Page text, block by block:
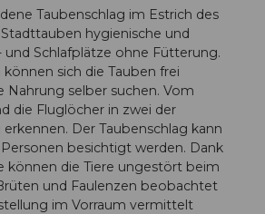
Taubenschlag im Estrich des
hygienische und
Schlafplätze ohne Fütterung.
sich die Tauben frei
Nahrung selber suchen. Vom
die Fluglöcher in zwei der
Der Taubenschlag kann
besichtigt werden. Dank
können die Tiere ungestört beim
und Faulenzen beobachtet
im Vorraum vermittelt